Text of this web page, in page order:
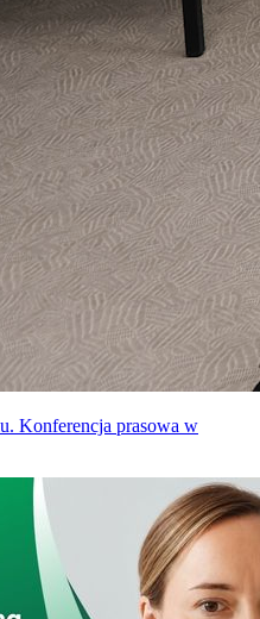
Konferencja prasowa w